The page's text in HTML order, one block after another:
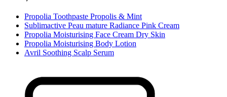
Propolia Toothpaste Propolis & Mint
Sublimactive Peau mature Radiance Pink Cream
Propolia Moisturising Face Cream Dry Skin
Propolia Moisturising Body Lotion
Avril Soothing Scalp Serum